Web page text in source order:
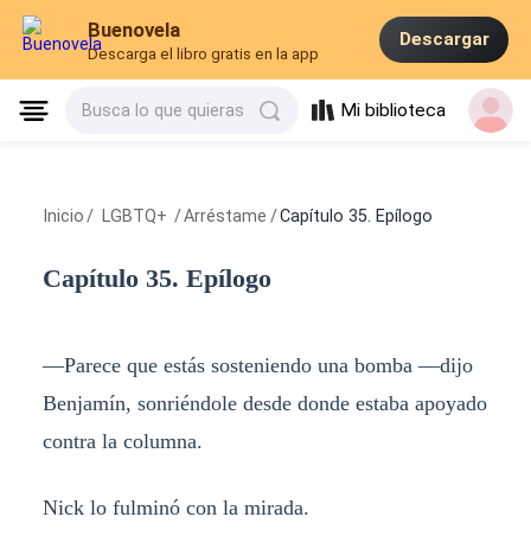
Buenovela
Descarga el libro gratis en la app
Descargar
Busca lo que quieras Mi biblioteca
Inicio / LGBTQ+ /Arréstame /Capítulo 35. Epílogo
Capítulo 35. Epílogo
—Parece que estás sosteniendo una bomba —dijo
Benjamín, sonriéndole desde donde estaba apoyado
contra la columna.
Nick lo fulminó con la mirada.